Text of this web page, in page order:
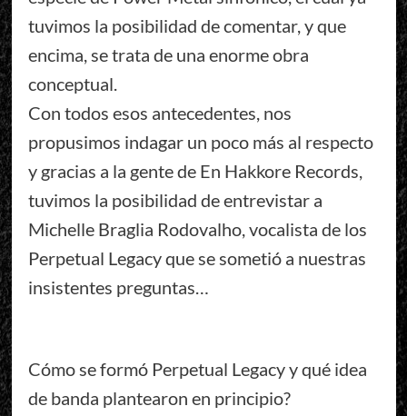
tuvimos la posibilidad de comentar, y que
encima, se trata de una enorme obra
conceptual.
Con todos esos antecedentes, nos
propusimos indagar un poco más al respecto
y gracias a la gente de En Hakkore Records,
tuvimos la posibilidad de entrevistar a
Michelle Braglia Rodovalho, vocalista de los
Perpetual Legacy que se sometió a nuestras
insistentes preguntas…
Cómo se formó Perpetual Legacy y qué idea
de banda plantearon en principio?